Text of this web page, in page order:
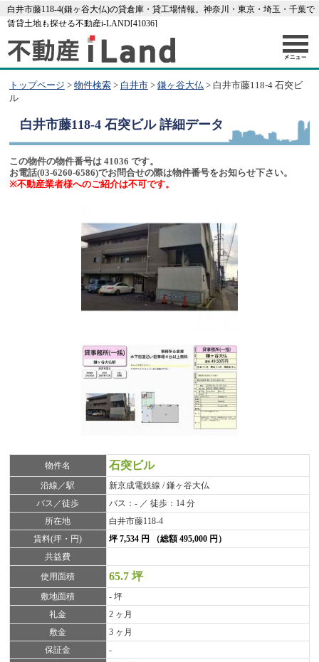
白井市藤118-4(鎌ヶ谷大仏)の貸倉庫・貸工場情報。神奈川・東京・埼玉・千葉で
賃貸土地も探せる不動産i-LAND[41036]
トップページ > 物件検索> 白井市> 鎌ヶ谷大仏> 白井市藤118-4 石突ビ
ル
白井市藤118-4 石突ビル詳細データ
この物件の物件番号は 41036 です。
お電話(03-6260-6586)でお問合せの際は物件番号をお知らせ下さい。
※不動産業者様へのご紹介は不可です。
物件名 石突ビル
沿線／駅
新京成電鉄線 / 鎌ヶ谷大仏
バス／徒歩
バス：- ／ 徒歩：14 分
所在地
白井市藤118-4
賃料(坪・円)
坪 7,534 円 （総額 495,000 円）
共益費
使用面積
65.7 坪
敷地面積
- 坪
礼金
2 ヶ月
敷金
3 ヶ月
保証金
-